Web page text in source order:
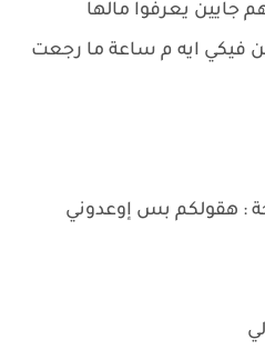
جايين يعرفوا مالها
فيكي ايه م ساعة ما رجعت
: هقولكم بس إوعدوني